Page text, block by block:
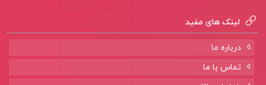
لینک های مفید
درباره ما
تماس با ما